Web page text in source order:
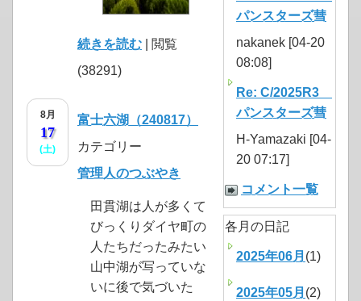
続きを読む | 閲覧
(38291)
8月
17
(土)
富士六湖（240817）
カテゴリー
管理人のつぶやき
田貫湖は人が多くて
びっくりダイヤ町の
人たちだったみたい
山中湖が写っていな
いに後で気づいた
パンスターズ彗
nakanek [04-20
08:08]
Re: C/2025R3
パンスターズ彗
H-Yamazaki [04-
20 07:17]
コメント一覧
各月の日記
2025年06月 (1)
2025年05月 (2)